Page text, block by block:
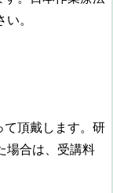
。
頂戴します。研
場合は、受講料